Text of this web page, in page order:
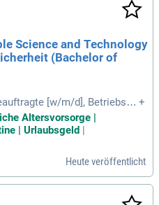
Science and Technology
(Bachelor of
[w/m/d], Betriebsbe
Gewässerschutz sowie für
+
Altersvorsorge |
| Urlaubsgeld
Heute veröffentlicht